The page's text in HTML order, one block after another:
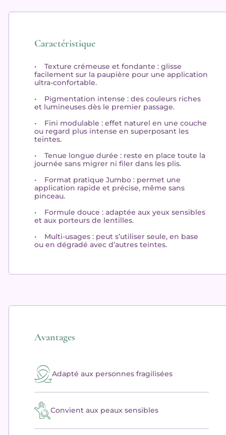
Caractéristique
•Texture crémeuse et fondante : glisse
facilement sur la paupière pour une application
ultra-confortable.
• Pigmentation intense : des couleurs riches
et lumineuses dès le premier passage.
• Fini modulable : effet naturel en une couche
ou regard plus intense en superposant les
teintes.
•Tenue longue durée : reste en place toute la
journée sans migrer ni filer dans les plis.
• Format pratique Jumbo : permet une
application rapide et précise, même sans
pinceau.
• Formule douce : adaptée aux yeux sensibles
et aux porteurs de lentilles.
• Multi-usages : peut s’utiliser seule, en base
ou en dégradé avec d’autres teintes.
Avantages
Adapté aux personnes fragilisées
Convient aux peaux sensibles